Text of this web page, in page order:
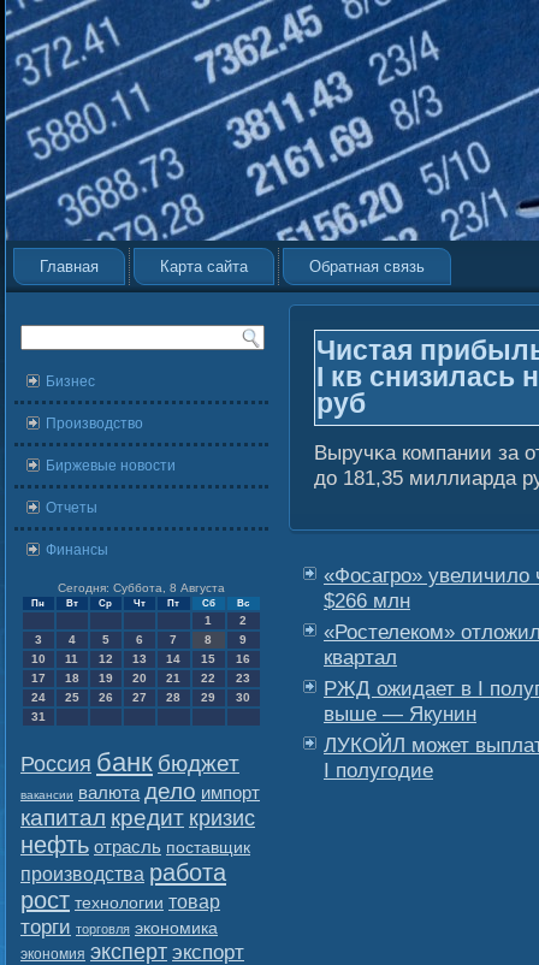
Главная Карта сайта Обратная связь
Бизнес
Производство
Биржевые новости
Отчеты
Финансы
Сегодня: Суббота, 8 Августа
Пн Вт Ср Чт Пт Сб Вс
1
2
3
4 5 6 7 8
9
10
11 12 13 14 15
16
17
18 19 20 21 22
23
24
25 26 27 28 29
30
31
Россия банк бюджет
вакансии валюта дело импорт
капитал кредит кризис
нефть отрасль поставщик
производства работа
рост технологии товар
торги торговля экономика
экономия эксперт экспорт
Чистая
I кв снизилась
руб
Выручκа компании за
до 181,35 миллиарда
«Фосагро»
$266 млн
«Ростелеком»
квартал
РЖД ожидает в I
выше — Якунин
ЛУКОЙЛ может
I полугодие